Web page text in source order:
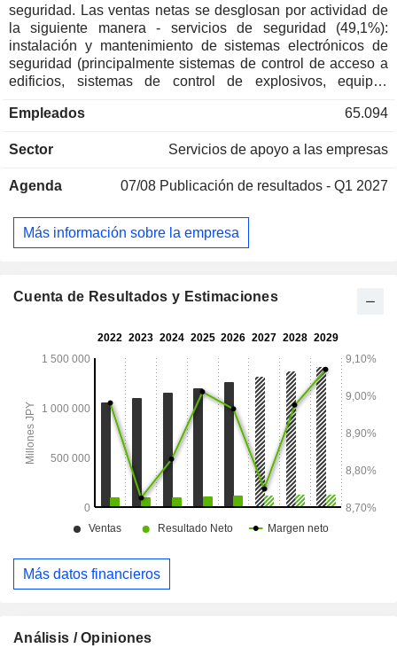
seguridad. Las ventas netas se desglosan por actividad de
la siguiente manera - servicios de seguridad (49,1%):
instalación y mantenimiento de sistemas electrónicos de
seguridad (principalmente sistemas de control de acceso a
edificios, sistemas de control de explosivos, equipos
alarmas anti-intrusión), protección de personalidades,
médicos (15,8%): servicios de asistencia a domicilio,
médicos, etc; - venta, instalación y mantenimiento de
subcontratación de procesos empresariales y servicios de
TIC (10,3%) ; - servicios de seguros (5,3%): seguros contra
inmobiliarios (2,4%): principalmente edificios residenciales
Empleados 65.094
Sector Servicios de apoyo a las empresas
Agenda 07/08 Publicación de resultados - Q1 2027
Más información sobre la empresa
Cuenta de Resultados y Estimaciones
Más datos financieros
Análisis / Opiniones